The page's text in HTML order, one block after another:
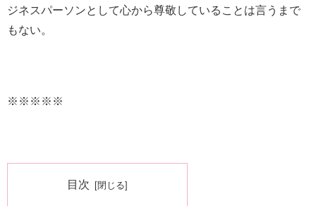
ジネスパーソンとして心から尊敬していることは言うまで
もない。
※※※※※
目次